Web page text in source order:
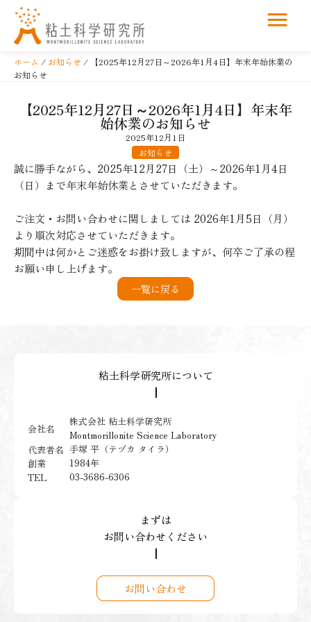
コ
テ
ッ
ホーム / お知らせ / 【2025年12月27日～2026年1月4日】年末年始休業の
お知らせ
【2025年12月27日～2026年1月4日】年末年
始休業のお知らせ
2025年12月1日
お知らせ
誠に勝手ながら、2025年12月27日（土）～2026年1月4日
（日）まで年末年始休業とさせていただきます。
ご注文・お問い合わせに関しましては 2026年1月5日（月）
より順次対応させていただきます。
期間中は何かとご迷惑をお掛け致しますが、何卒ご了承の程
お願い申し上げます。
一覧に戻る
粘土科学研究所について
┃
会社名
株式会社 粘土科学研究所
Montmorillonite Science Laboratory
代表者名 手塚 平（テヅカ タイラ）
創業
1984年
TEL
03-3686-6306
まずは
お問い合わせください
┃
お問い合わせ